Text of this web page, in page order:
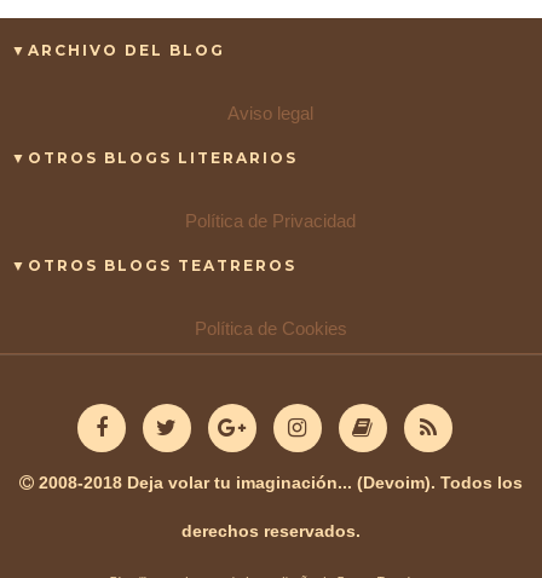
▼ARCHIVO DEL BLOG
Aviso legal
▼OTROS BLOGS LITERARIOS
Política de Privacidad
▼OTROS BLOGS TEATREROS
Política de Cookies
2008-2018 Deja volar tu imaginación... (Devoim). Todos los
derechos reservados.